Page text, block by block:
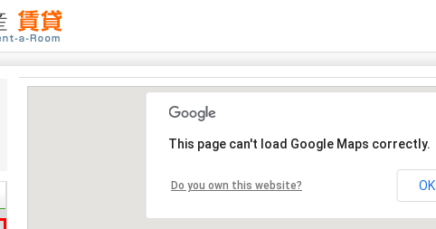
This page can't load Google Maps correctly.
Do you own this website? OK